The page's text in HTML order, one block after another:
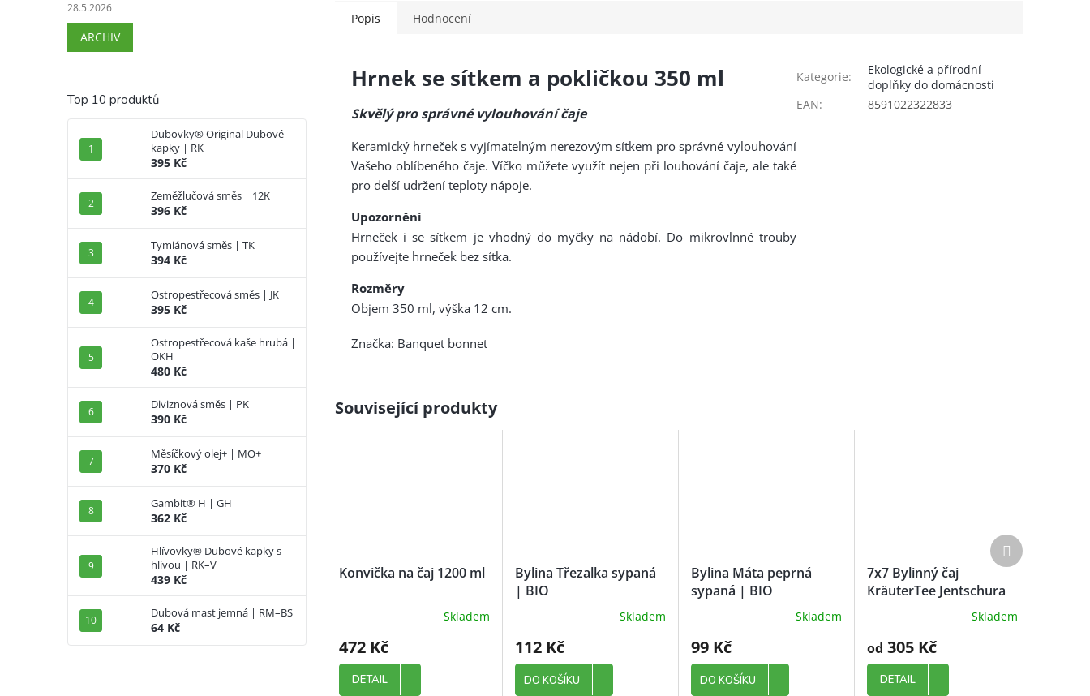
28.5.2026
ARCHIV
Top 10 produktů
Dubovky® Original Dubové
kapky | RK
395 Kč
Zeměžlučová směs | 12K
396 Kč
Tymiánová směs | TK
394 Kč
Ostropestřecová směs | JK
395 Kč
Ostropestřecová kaše hrubá |
OKH
480 Kč
Diviznová směs | PK
390 Kč
Měsíčkový olej+ | MO+
370 Kč
Gambit® H | GH
362 Kč
Hlívovky® Dubové kapky s
hlívou | RK–V
439 Kč
Dubová mast jemná | RM–BS
64 Kč
Popis Hodnocení
Hrnek se sítkem a pokličkou 350 ml
Skvělý pro správné vylouhování čaje
Keramický hrneček s vyjímatelným nerezovým sítkem pro správné vylouhování
Vašeho oblíbeného čaje. Víčko můžete využít nejen při louhování čaje, ale také
pro delší udržení teploty nápoje.
Upozornění
Hrneček i se sítkem je vhodný do myčky na nádobí. Do mikrovlnné trouby
používejte hrneček bez sítka.
Rozměry
Objem 350 ml, výška 12 cm.
Značka: Banquet bonnet
Kategorie:
Ekologické a přírodní
doplňky do domácnosti
EAN: 8591022322833
Související produkty
Konvička na čaj 1200 ml
Skladem
472 Kč
DETAIL
Bylina Třezalka sypaná
| BIO
Skladem
112 Kč
DO KOŠÍKU
Bylina Máta peprná
sypaná | BIO
Skladem
99 Kč
DO KOŠÍKU
7x7 Bylinný čaj
KräuterTee Jentschura
Skladem
od 305 Kč
DETAIL
Další
produkt